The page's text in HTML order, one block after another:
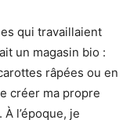
qui travaillaient
un magasin bio :
râpées ou en
créer ma propre
l’époque, je